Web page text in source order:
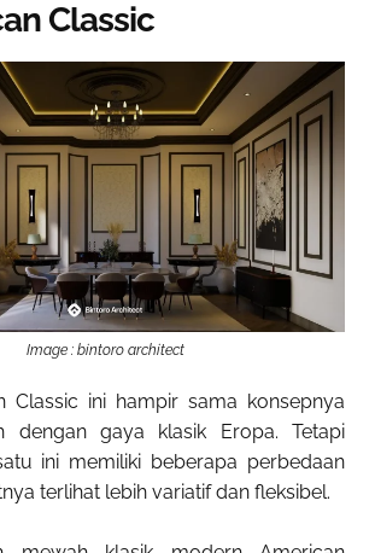
Classic
Image : bintoro architect
Classic ini hampir sama konsepnya
dengan gaya klasik Eropa. Tetapi
ini memiliki beberapa perbedaan
terlihat lebih variatif dan fleksibel.